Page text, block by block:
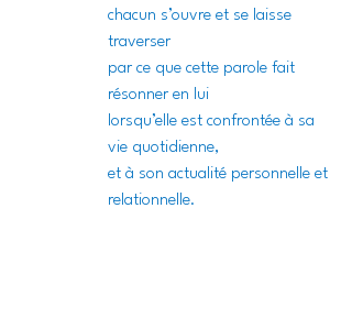
chacun s’ouvre et se laisse
traverser
par ce que cette parole fait
résonner en lui
lorsqu’elle est confrontée à sa
vie quotidienne,
et à son actualité personnelle et
relationnelle.